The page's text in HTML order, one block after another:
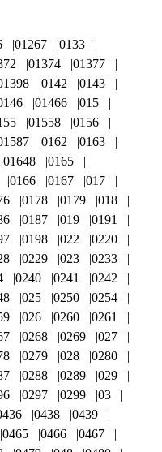
01267
0133
01374
01377
0142
0143
01466
015
01558
0156
0162
0163
01648
0165
0166 0167
017
0178 0179
018
0187 019
0191
0198 022
0220
0229 023
0233
0240 0241
0242
025 0250
0254
026 0260
0261
0268 0269
027
0279 028
0280
0288 0289
029
0297 0299
03
0438
0439
0465 0466
0467